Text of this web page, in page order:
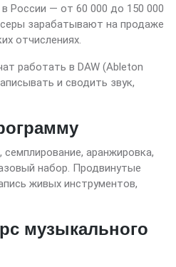
России — от 60 000 до 150 000
зарабатывают на продаже
отчислениях.
работать в DAW (Ableton
и сводить звук,
семплирование, аранжировка,
набор. Продвинутые
живых инструментов,
музыкального